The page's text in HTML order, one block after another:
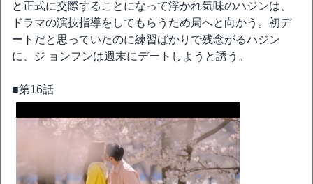
と正式に交際することになって浮かれ気味のハジンは、
ドラマの演技指導をしてもらうため局へと向かう。初デ
ートだと思っていたのに練習ばかりで残念がるハジン
に、ジ ョンフンは週末にデートしようと誘う。
■第16話